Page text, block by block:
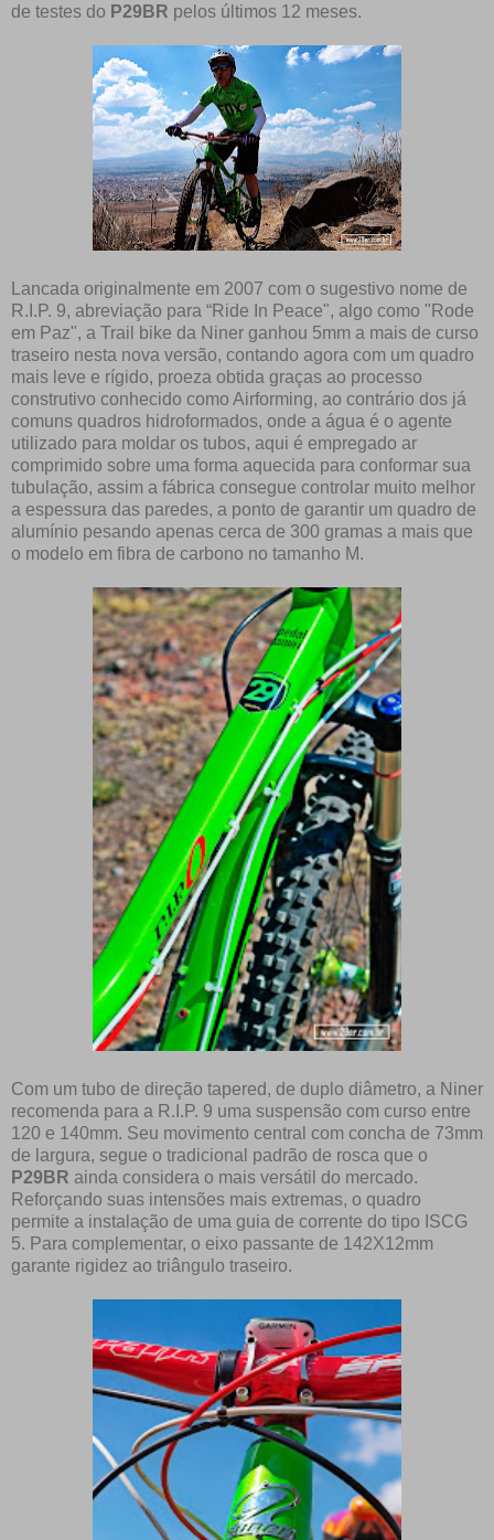
de testes do P29BR pelos últimos 12 meses.
Lancada originalmente em 2007 com o sugestivo nome de
R.I.P. 9, abreviação para “Ride In Peace", algo como "Rode
em Paz", a Trail bike da Niner ganhou 5mm a mais de curso
traseiro nesta nova versão, contando agora com um quadro
mais leve e rígido, proeza obtida graças ao processo
construtivo conhecido como Airforming, ao contrário dos já
comuns quadros hidroformados, onde a água é o agente
utilizado para moldar os tubos, aqui é empregado ar
comprimido sobre uma forma aquecida para conformar sua
tubulação, assim a fábrica consegue controlar muito melhor
a espessura das paredes, a ponto de garantir um quadro de
alumínio pesando apenas cerca de 300 gramas a mais que
o modelo em fibra de carbono no tamanho M.
Com um tubo de direção tapered, de duplo diâmetro, a Niner
recomenda para a R.I.P. 9 uma suspensão com curso entre
120 e 140mm. Seu movimento central com concha de 73mm
de largura, segue o tradicional padrão de rosca que o
P29BR ainda considera o mais versátil do mercado.
Reforçando suas intensões mais extremas, o quadro
permite a instalação de uma guia de corrente do tipo ISCG
5. Para complementar, o eixo passante de 142X12mm
garante rigidez ao triângulo traseiro.